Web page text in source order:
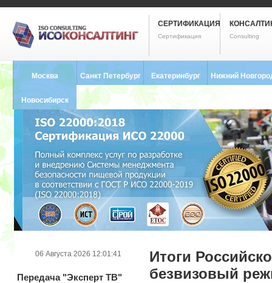
СЕРТИФИКАЦИЯ
Сертификация Consulting
Москва Санкт Петербург
8 (812) 748-2493
Екатеринбург
8 (343) 237-2593
Нижний
Новосибирск
8 (383) 227-8449
Итоги
безвизовый
06 Августа 2026 12:01:41
Передача"Эксперт ТВ"